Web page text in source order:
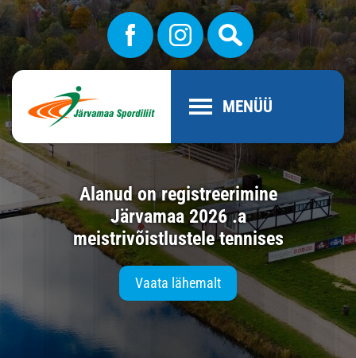
MENÜÜ
Alanud on registreerimine
Järvamaa 2026 .a
meistrivõistlustele tennises
Vaata lähemalt